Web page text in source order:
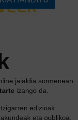
jaialdia sormenean
izango da.
edizioak
eta publikoa,